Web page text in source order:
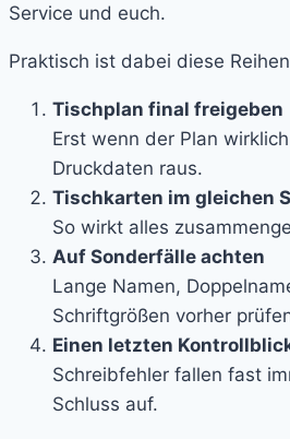
Service und euch.
Praktisch ist dabei diese
Tischplan final freigeben
Erst wenn der Plan
Druckdaten raus.
Tischkarten im gleichen
So wirkt alles
Auf Sonderfälle achten
Lange Namen,
Schriftgrößen vorher
Einen letzten
Schreibfehler fallen fast
Schluss auf.